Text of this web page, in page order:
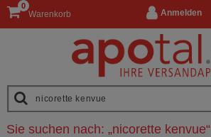
Anmelden
Warenkorb
0
Sie suchen nach: „nicorette kenvue“